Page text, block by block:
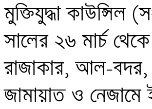
মুক্তিযুদ্ধা
সালের ২৬ মার্চ থেকে
রাজাকার, আল-বদর,
জামায়াত ও নেজামে